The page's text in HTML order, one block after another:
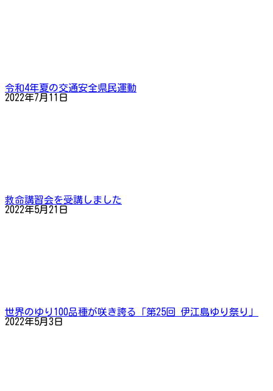
令和4年夏の交通安全県民運動
2022年7月11日
救命講習会を受講しました
2022年5月21日
世界のゆり100品種が咲き誇る「第25回 伊江島ゆり祭り」
2022年5月3日